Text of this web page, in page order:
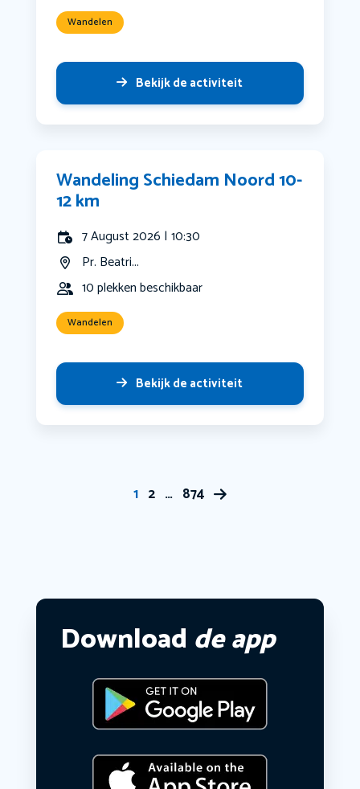
Wandelen
Bekijk de activiteit
Wandeling Schiedam Noord 10-
12 km
7 August 2026 | 10:30
Pr. Beatri...
10 plekken beschikbaar
Wandelen
Bekijk de activiteit
1 2 … 874
Download de app